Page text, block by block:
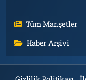
Tüm Manşetler
Haber Arşivi